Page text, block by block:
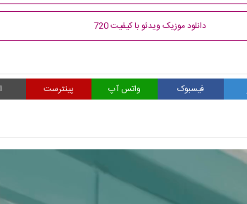
دانلود موزیک ویدئو با کیفیت 720
فیسبوک واتس آپ پینترست